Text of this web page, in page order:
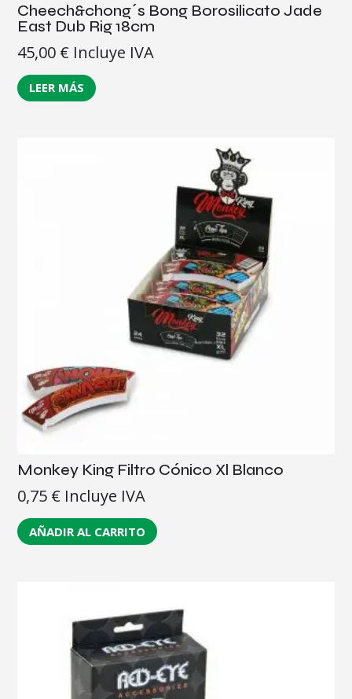
Cheech&chong´s Bong Borosilicato Jade
East Dub Rig 18cm
45,00 € Incluye IVA
LEER MÁS
Monkey King Filtro Cónico Xl Blanco
0,75 € Incluye IVA
AÑADIR AL CARRITO